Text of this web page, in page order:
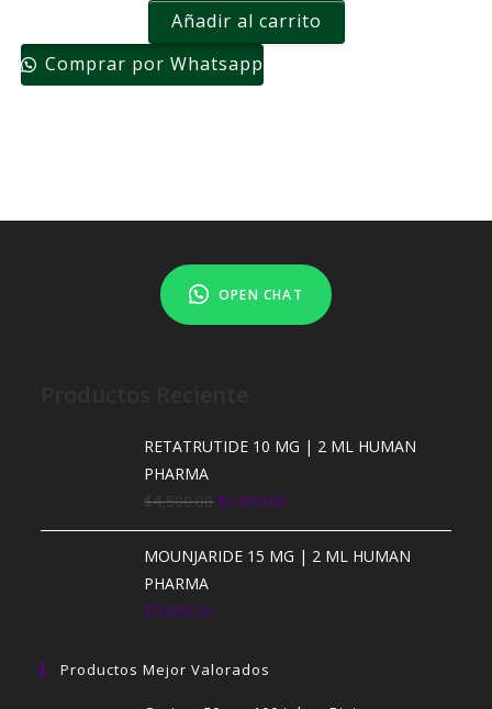
Añadir al carrito
Comprar por Whatsapp
OPEN CHAT
RETATRUTIDE 10 MG | 2 ML HUMAN
PHARMA
$4,500.00 E
l
p
i
$3,850.00
l
p
MOUNJARIDE 15 MG | 2 ML HUMAN
PHARMA
$3,850.00
Productos Mejor Valorados